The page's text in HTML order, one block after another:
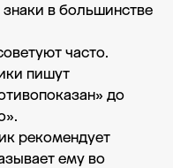
в большинстве
часто.
пишут
до
рекомендует
ему во